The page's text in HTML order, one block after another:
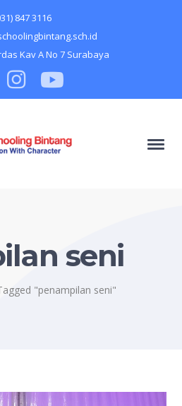
847 3116
Kav A No 7 Surabaya
Instagram
Profile
Youtube
seni
"penampilan seni"